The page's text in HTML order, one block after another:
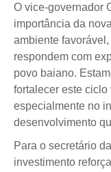
O vice-governador
importância da
ambiente
respondem com
povo baiano.
fortalecer este
especialmente no
desenvolvimento
Para o secretário
investimento